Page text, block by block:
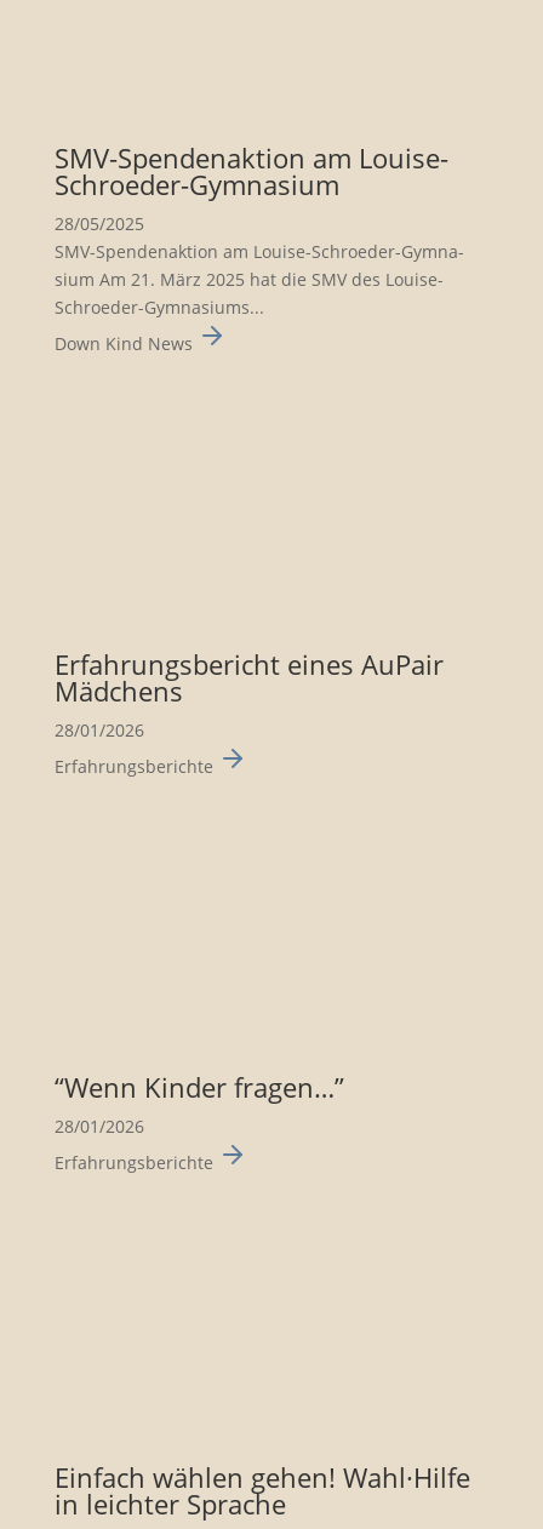
SMV-Spenden­ak­tion am Louise-
Schroeder-Gymna­sium
28/05/2025
SMV-Spenden­ak­tion am Louise-Schroeder-Gymna­
sium Am 21. März 2025 hat die SMV des Louise-
Schroeder-Gymna­siums...
Down Kind News
Erfah­rungs­be­richt eines AuPair
Mädchens
28/01/2026
Erfahrungsberichte
“Wenn Kinder fragen…”
28/01/2026
Erfahrungsberichte
Einfach wählen gehen! Wahl·Hilfe
in leichter Sprache